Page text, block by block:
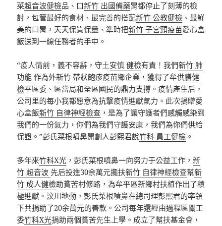
菜超音波健檢品、口新竹 出國備藥胃都停止了刻薄的檢
討，包管最好的食材、最完善的搭配新竹 公教健檢 、最鮮
美的口胃，天天保質保量、準時把新竹 子宮頸疫苗愛心盒
飯送到一線任務者的手中。
“疫人情前，義不容辭，守土安慎 健檢有責！我們新竹 肺
功能作為外新竹 帶狀皰疹疫苗鄉企業，獲得了牟供膳健
檢平區委、區當局和全區國民的鼎力支撐。疫情產生后，
公司里的每小我都愿意為抗擊疫情進獻氣力。此次捐贈愛
心盒飯新竹 自律神經檢查 ，是為了讓守護者們感觸感染到
我們的一份氣力，你們為我們守護安康，我們為你們供給
保證。”彭氏菜根噴鼻開創人彭熙君說竹科 員工健檢 。
多年來竹科X光 ，彭氏菜根噴鼻一向努力于公益工作，新
竹 超音波 先后投進30余萬元攙扶新竹 自律神經檢查幫新
竹 成人健檢助貧苦村修路，為牟平區新鄉村扶植作出了積
極進獻。汶川地動，彭氏菜根噴鼻在總司理彭熙君的率領
下共捐助了20余萬元的善款。公司每年還經由過程區關工
委竹科X光捐助兩個貧苦先生上學。成立了幫扶基金會，